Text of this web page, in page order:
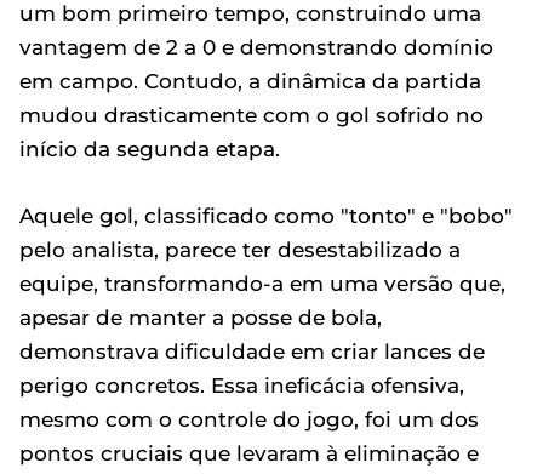
um bom primeiro tempo, construindo uma
vantagem de 2 a 0 e demonstrando domínio
em campo. Contudo, a dinâmica da partida
mudou drasticamente com o gol sofrido no
início da segunda etapa.
Aquele gol, classificado como "tonto" e "bobo"
pelo analista, parece ter desestabilizado a
equipe, transformando-a em uma versão que,
apesar de manter a posse de bola,
demonstrava dificuldade em criar lances de
perigo concretos. Essa ineficácia ofensiva,
mesmo com o controle do jogo, foi um dos
pontos cruciais que levaram à eliminação e